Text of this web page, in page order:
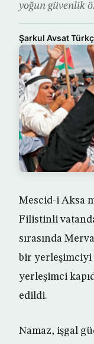
yoğun güvenlik
Şarkul Avsat
Mescid-i Aksa
Filistinli
sırasında
bir yerleşimciyi
yerleşimci
edildi.
Namaz, işgal